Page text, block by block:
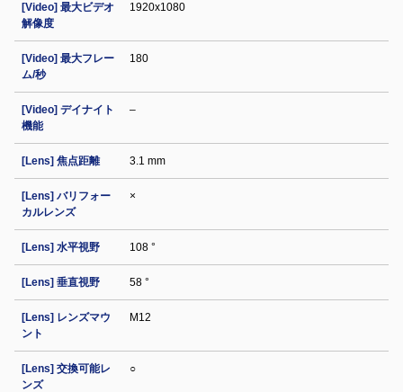
[Video] 最大ビデオ
解像度
1920x1080
[Video] 最大フレー
ム/秒
180
[Video] デイナイト
機能
–
[Lens] 焦点距離 3.1 mm
[Lens] バリフォー
カルレンズ
×
[Lens] 水平視野 108 °
[Lens] 垂直視野 58 °
[Lens] レンズマウ
ント
M12
[Lens] 交換可能レ
ンズ
○